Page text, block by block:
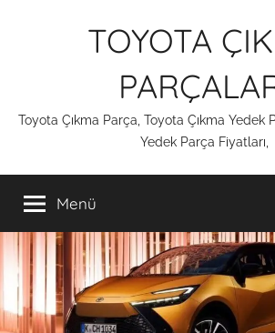
TOYOTA
Toyota Çıkma Parça, Toyota Çıkma Yedek
Yedek Parça Fiyatları,
Menü